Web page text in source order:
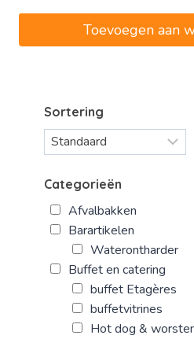
Toevoegen aan
Sortering
Categorieën
Afvalbakken
Barartikelen
Waterontharder
Buffet en catering
buffet Etagères
buffetvitrines
Hot dog &